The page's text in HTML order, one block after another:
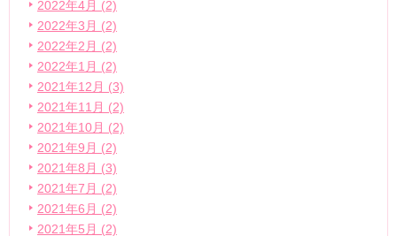
2022年4月 (2)
2022年3月 (2)
2022年2月 (2)
2022年1月 (2)
2021年12月 (3)
2021年11月 (2)
2021年10月 (2)
2021年9月 (2)
2021年8月 (3)
2021年7月 (2)
2021年6月 (2)
2021年5月 (2)